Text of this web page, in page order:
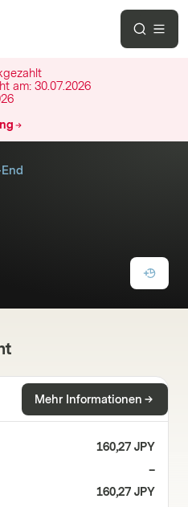
am: 30.07.2026
Mehr Informationen
160,27 JPY
–
160,27 JPY